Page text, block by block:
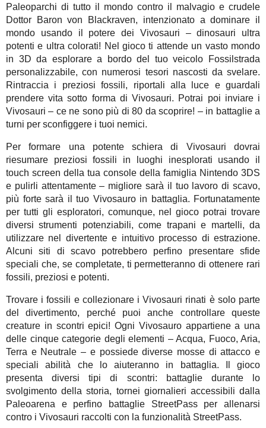
Paleoparchi di tutto il mondo contro il malvagio e crudele
Dottor Baron von Blackraven, intenzionato a dominare il
mondo usando il potere dei Vivosauri – dinosauri ultra
potenti e ultra colorati! Nel gioco ti attende un vasto mondo
in 3D da esplorare a bordo del tuo veicolo Fossilstrada
personalizzabile, con numerosi tesori nascosti da svelare.
Rintraccia i preziosi fossili, riportali alla luce e guardali
prendere vita sotto forma di Vivosauri. Potrai poi inviare i
Vivosauri – ce ne sono più di 80 da scoprire! – in battaglie a
turni per sconfiggere i tuoi nemici.
Per formare una potente schiera di Vivosauri dovrai
riesumare preziosi fossili in luoghi inesplorati usando il
touch screen della tua console della famiglia Nintendo 3DS
e pulirli attentamente – migliore sarà il tuo lavoro di scavo,
più forte sarà il tuo Vivosauro in battaglia. Fortunatamente
per tutti gli esploratori, comunque, nel gioco potrai trovare
diversi strumenti potenziabili, come trapani e martelli, da
utilizzare nel divertente e intuitivo processo di estrazione.
Alcuni siti di scavo potrebbero perfino presentare sfide
speciali che, se completate, ti permetteranno di ottenere rari
fossili, preziosi e potenti.
Trovare i fossili e collezionare i Vivosauri rinati è solo parte
del divertimento, perché puoi anche controllare queste
creature in scontri epici! Ogni Vivosauro appartiene a una
delle cinque categorie degli elementi – Acqua, Fuoco, Aria,
Terra e Neutrale – e possiede diverse mosse di attacco e
speciali abilità che lo aiuteranno in battaglia. Il gioco
presenta diversi tipi di scontri: battaglie durante lo
svolgimento della storia, tornei giornalieri accessibili dalla
Paleoarena e perfino battaglie StreetPass per allenarsi
contro i Vivosauri raccolti con la funzionalità StreetPass.